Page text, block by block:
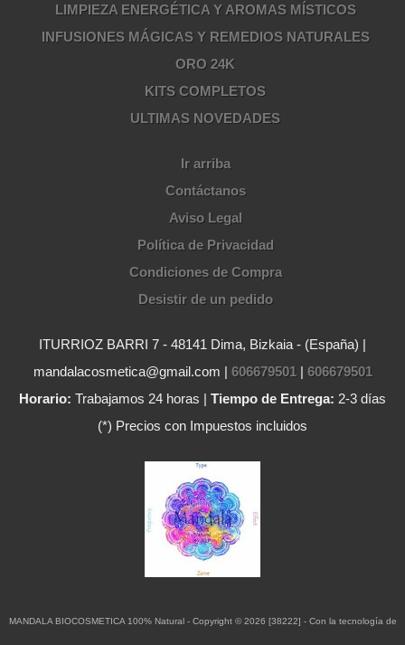
LIMPIEZA ENERGÉTICA Y AROMAS MÍSTICOS
INFUSIONES MÁGICAS Y REMEDIOS NATURALES
ORO 24K
KITS COMPLETOS
ULTIMAS NOVEDADES
Ir arriba
Contáctanos
Aviso Legal
Política de Privacidad
Condiciones de Compra
Desistir de un pedido
ITURRIOZ BARRI 7 - 48141 Dima, Bizkaia - (España) |
mandalacosmetica@gmail.com | 606679501| 606679501
Horario: Trabajamos 24 horas | Tiempo de Entrega: 2-3 días
(*) Precios con Impuestos incluidos
MANDALA BIOCOSMETICA 100% Natural - Copyright © 2026 [38222] - Con la tecnología de